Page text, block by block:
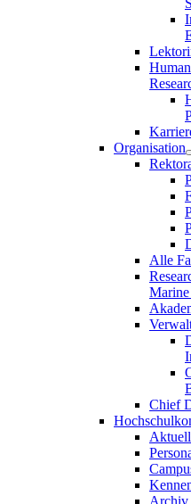
Organisation
Alle
Chief
Archiv